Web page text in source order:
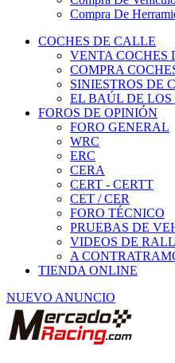
Compra De
COCHES DE CALLE
VENTA COCHES
COMPRA
SINIESTROS DE
EL BAÚL DE LOS
FOROS DE OPINIÓN
FORO GENERAL
WRC
ERC
CERA
CERT - CERTT
CET / CER
FORO TÉCNICO
PRUEBAS DE
VIDEOS DE
A
TIENDA ONLINE
NUEVO ANUNCIO